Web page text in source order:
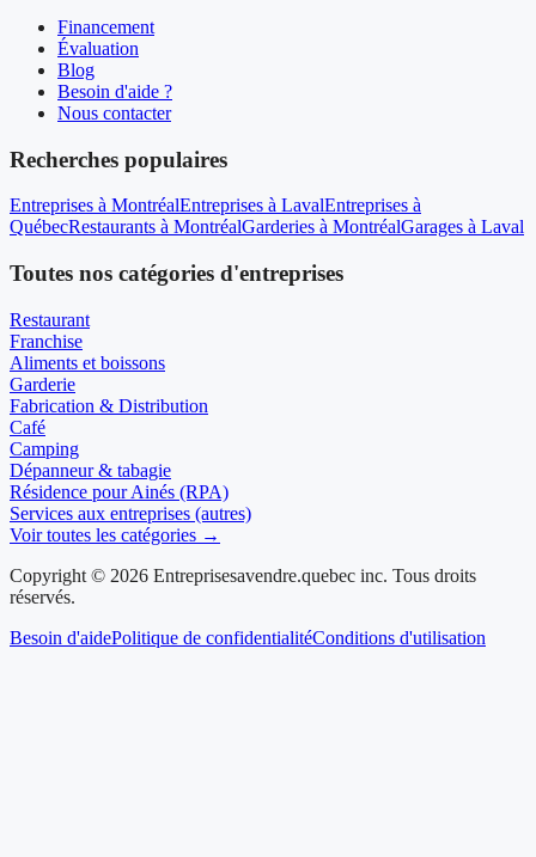
Financement
Évaluation
Blog
Besoin d'aide ?
Nous contacter
Recherches populaires
Entreprises à MontréalEntreprises à LavalEntreprises à
QuébecRestaurants à MontréalGarderies à MontréalGarages à Laval
Toutes nos catégories d'entreprises
Restaurant
Franchise
Aliments et boissons
Garderie
Fabrication & Distribution
Café
Camping
Dépanneur & tabagie
Résidence pour Ainés (RPA)
Services aux entreprises (autres)
Voir toutes les catégories →
Copyright © 2026 Entreprisesavendre.quebec inc. Tous droits
réservés.
Besoin d'aidePolitique de confidentialitéConditions d'utilisation